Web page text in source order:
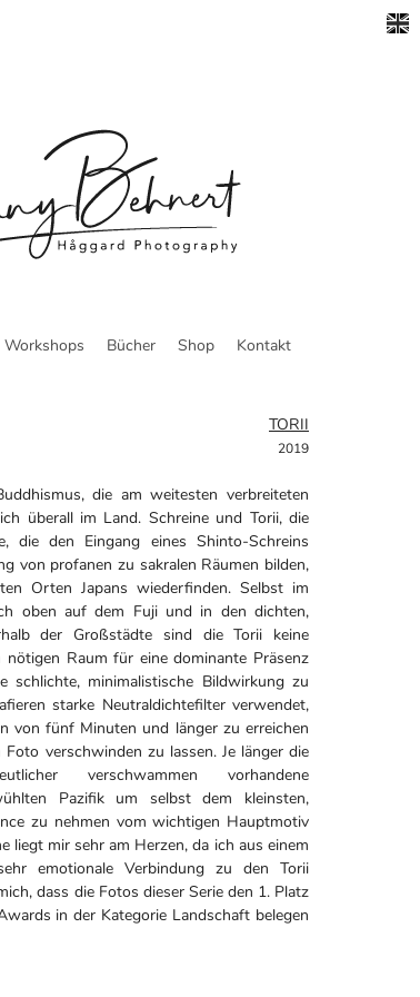
Workshops Bücher Shop Kontakt
TORII
2019
die am weitesten verbreiteten
überall im Land. Schreine und Torii, die
die den Eingang eines Shinto-Schreins
von profanen zu sakralen Räumen bilden,
Orten Japans wiederfinden. Selbst im
oben auf dem Fuji und in den dichten,
der Großstädte sind die Torii keine
nötigen Raum für eine dominante Präsenz
schlichte, minimalistische Bildwirkung zu
starke Neutraldichtefilter verwendet,
von fünf Minuten und länger zu erreichen
verschwinden zu lassen. Je länger die
verschwammen vorhandene
Pazifik um selbst dem kleinsten,
zu nehmen vom wichtigen Hauptmotiv
liegt mir sehr am Herzen, da ich aus einem
emotionale Verbindung zu den Torii
dass die Fotos dieser Serie den 1. Platz
in der Kategorie Landschaft belegen